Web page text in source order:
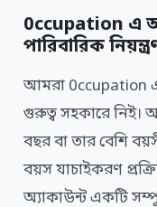
0ccupation এ
পারিবারিক
আমরা 0ccupation এ
গুরুত্ব সহকারে নিই।
বছর বা তার বেশি
বয়স যাচাইকরণ
অ্যাকাউন্ট একটি